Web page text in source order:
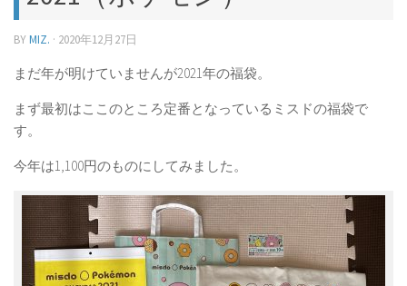
BYMIZ. · 2020年12月27日
まだ年が明けていませんが2021年の福袋。
まず最初はここのところ定番となっているミスドの福袋で
す。
今年は1,100円のものにしてみました。